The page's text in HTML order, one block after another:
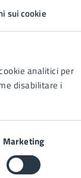
sui cookie
analitici per
disabilitare i
Marketing